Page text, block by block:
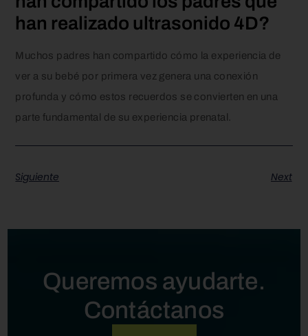
han realizado ultrasonido 4D?
Muchos padres han compartido cómo la experiencia de
ver a su bebé por primera vez genera una conexión
profunda y cómo estos recuerdos se convierten en una
parte fundamental de su experiencia prenatal.
Siguiente Next
Queremos ayudarte.
Contáctanos